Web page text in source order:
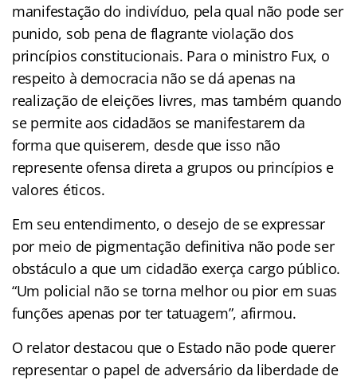
manifestação do indivíduo, pela qual não pode ser
punido, sob pena de flagrante violação dos
princípios constitucionais. Para o ministro Fux, o
respeito à democracia não se dá apenas na
realização de eleições livres, mas também quando
se permite aos cidadãos se manifestarem da
forma que quiserem, desde que isso não
represente ofensa direta a grupos ou princípios e
valores éticos.
Em seu entendimento, o desejo de se expressar
por meio de pigmentação definitiva não pode ser
obstáculo a que um cidadão exerça cargo público.
“Um policial não se torna melhor ou pior em suas
funções apenas por ter tatuagem”, afirmou.
O relator destacou que o Estado não pode querer
representar o papel de adversário da liberdade de